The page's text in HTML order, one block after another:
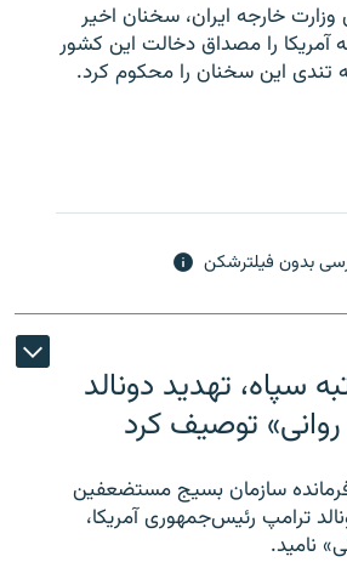
خارجه ایران، سخنان اخیر
آمریکا را مصداق دخالت این کشور
تندی این سخنان را محکوم کرد.
بدون فیلترشکن
سپاه، تهدید دونالد
توصیف کرد
سازمان بسیج مستضعفین
ترامپ رئیس‌جمهوری آمریکا،
نامید.